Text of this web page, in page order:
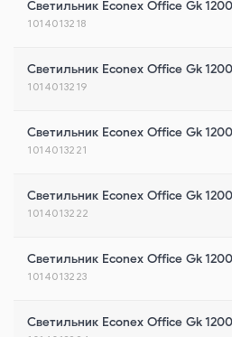
Светильник Econex Office Gk
1014013218
Светильник Econex Office Gk
1014013219
Светильник Econex Office Gk
1014013221
Светильник Econex Office Gk
1014013222
Светильник Econex Office Gk
1014013223
Светильник Econex Office Gk